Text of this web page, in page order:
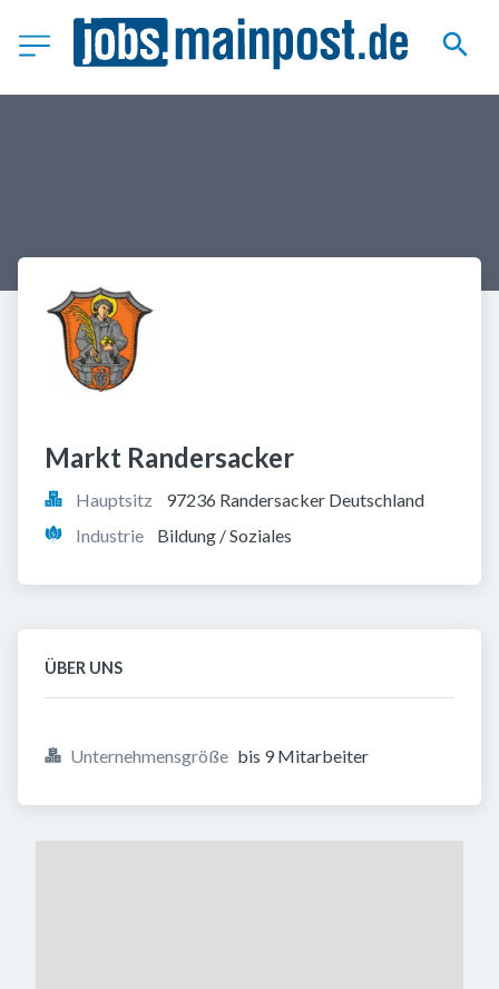
Markt Randersacker
Hauptsitz
97236 Randersacker Deutschland
Industrie
Bildung / Soziales
ÜBER UNS
Unternehmensgröße bis 9 Mitarbeiter